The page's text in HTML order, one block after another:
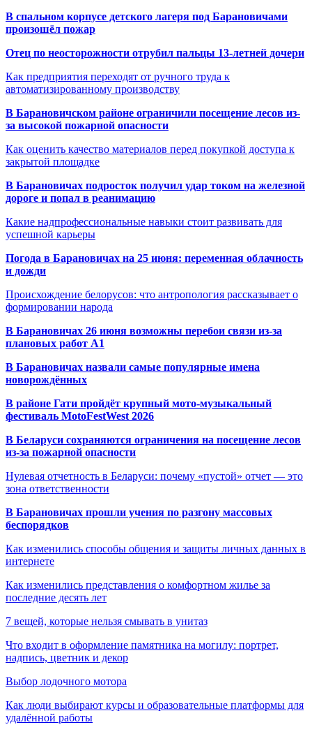
В спальном корпусе детского лагеря под Барановичами
произошёл пожар
Отец по неосторожности отрубил пальцы 13-летней дочери
Как предприятия переходят от ручного труда к
автоматизированному производству
В Барановичском районе ограничили посещение лесов из-
за высокой пожарной опасности
Как оценить качество материалов перед покупкой доступа к
закрытой площадке
В Барановичах подросток получил удар током на железной
дороге и попал в реанимацию
Какие надпрофессиональные навыки стоит развивать для
успешной карьеры
Погода в Барановичах на 25 июня: переменная облачность
и дожди
Происхождение белорусов: что антропология рассказывает о
формировании народа
В Барановичах 26 июня возможны перебои связи из-за
плановых работ A1
В Барановичах назвали самые популярные имена
новорождённых
В районе Гати пройдёт крупный мото-музыкальный
фестиваль MotoFestWest 2026
В Беларуси сохраняются ограничения на посещение лесов
из-за пожарной опасности
Нулевая отчетность в Беларуси: почему «пустой» отчет — это
зона ответственности
В Барановичах прошли учения по разгону массовых
беспорядков
Как изменились способы общения и защиты личных данных в
интернете
Как изменились представления о комфортном жилье за
последние десять лет
7 вещей, которые нельзя смывать в унитаз
Что входит в оформление памятника на могилу: портрет,
надпись, цветник и декор
Выбор лодочного мотора
Как люди выбирают курсы и образовательные платформы для
удалённой работы